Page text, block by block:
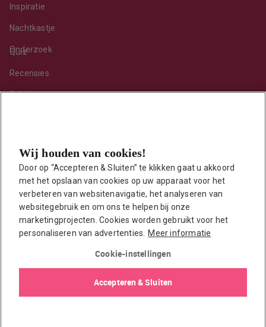
Inspiratie
Nachtkastje
Onderzoek
Quiz
Recensies
Sekshoroscoop
Toy van de maand
Vraag ’t onze seksuoloog
Interessante links
Seksuologen in Nederland
Erotisch verhaal insturen
EasyToys shop
Wij houden van cookies!
Door op “Accepteren & Sluiten” te klikken gaat u akkoord
met het opslaan van cookies op uw apparaat voor het
verbeteren van websitenavigatie, het analyseren van
websitegebruik en om ons te helpen bij onze
marketingprojecten. Cookies worden gebruikt voor het
personaliseren van advertenties. Meer informatie
Cookie-instellingen
Accepteren & Sluiten